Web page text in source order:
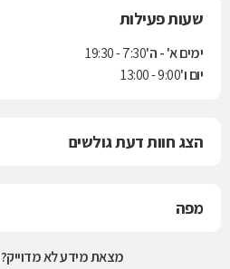
שעות פעילות
ימים א' - ה'7:30 - 19:30
יום ו'9:00 - 13:00
הצג חוות דעת גולשים
מפה
מצאת מידע לא מדוייק?